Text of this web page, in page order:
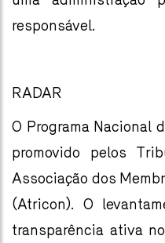
responsável.
RADAR
O Programa Nacional
promovido pelos
Associação dos
(Atricon). O
transparência ativa